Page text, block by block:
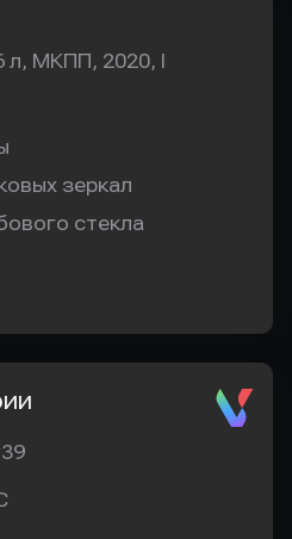
л, МКПП, 2020, I
зеркал
стекла